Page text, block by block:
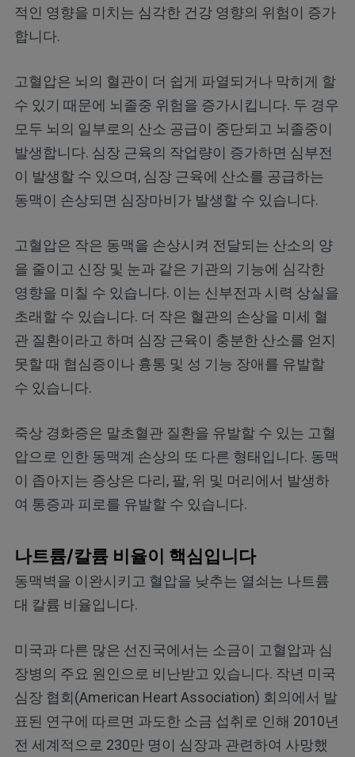
적인 영향을 미치는 심각한 건강 영향의 위험이 증가
합니다.
고혈압은 뇌의 혈관이 더 쉽게 파열되거나 막히게 할
수 있기 때문에 뇌졸중 위험을 증가시킵니다. 두 경우
모두 뇌의 일부로의 산소 공급이 중단되고 뇌졸중이
발생합니다. 심장 근육의 작업량이 증가하면 심부전
이 발생할 수 있으며, 심장 근육에 산소를 공급하는
동맥이 손상되면 심장마비가 발생할 수 있습니다.
고혈압은 작은 동맥을 손상시켜 전달되는 산소의 양
을 줄이고 신장 및 눈과 같은 기관의 기능에 심각한
영향을 미칠 수 있습니다. 이는 신부전과 시력 상실을
초래할 수 있습니다. 더 작은 혈관의 손상을 미세 혈
관 질환이라고 하며 심장 근육이 충분한 산소를 얻지
못할 때 협심증이나 흉통 및 성 기능 장애를 유발할
수 있습니다.
죽상 경화증은 말초혈관 질환을 유발할 수 있는 고혈
압으로 인한 동맥계 손상의 또 다른 형태입니다. 동맥
이 좁아지는 증상은 다리, 팔, 위 및 머리에서 발생하
여 통증과 피로를 유발할 수 있습니다.
나트륨/칼륨 비율이 핵심입니다
동맥벽을 이완시키고 혈압을 낮추는 열쇠는 나트륨
대 칼륨 비율입니다.
미국과 다른 많은 선진국에서는 소금이 고혈압과 심
장병의 주요 원인으로 비난받고 있습니다. 작년 미국
심장 협회(American Heart Association) 회의에서 발
표된 연구에 따르면 과도한 소금 섭취로 인해 2010년
전 세계적으로 230만 명이 심장과 관련하여 사망했